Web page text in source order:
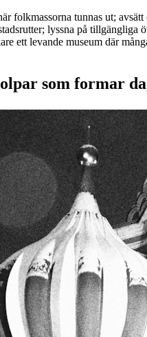
folkmassorna tunnas ut;
lyssna på
ett levande museum där
som formar